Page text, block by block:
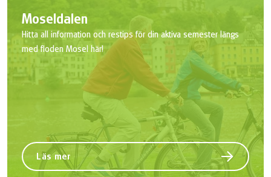
Moseldalen
Hitta all information och restips för din aktiva semester längs
med floden Mosel här!
Läs mer